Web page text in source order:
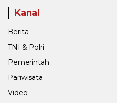
Kanal
Berita
TNI & Polri
Pemerintah
Pariwisata
Video